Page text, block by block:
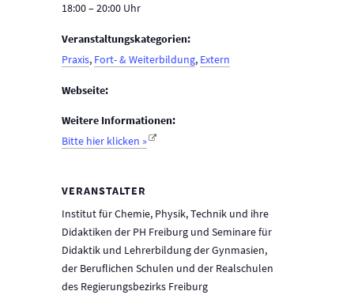
18:00 – 20:00
Veranstaltungskategorien:
Praxis, Fort- & Weiterbildung, Extern
Webseite:
Weitere Informationen:
Bitte hier klicken »
VERANSTALTER
Institut für Chemie, Physik, Technik und ihre
Didaktiken der PH Freiburg und Seminare für
Didaktik und Lehrerbildung der Gynmasien,
der Beruflichen Schulen und der Realschulen
des Regierungsbezirks Freiburg